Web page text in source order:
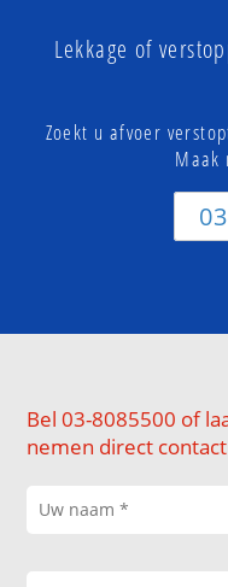
Lekkage of
Zoekt u afvoer
Maak
Bel 03-8085500 of
nemen direct